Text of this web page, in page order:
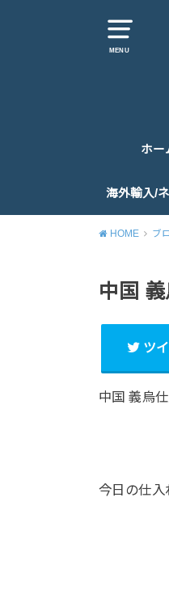
MENU
ホー
海外輸入/
コンサル
HOME ブ
中国
ツ
中国 義烏
今日の仕入